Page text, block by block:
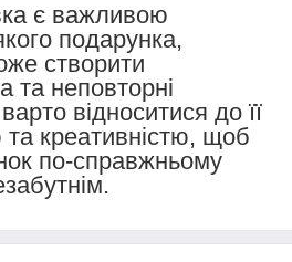
є важливою
подарунка,
створити
та неповторні
відноситися до її
креативністю, щоб
по-справжньому